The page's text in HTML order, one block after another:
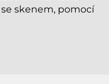
skenem, pomocí